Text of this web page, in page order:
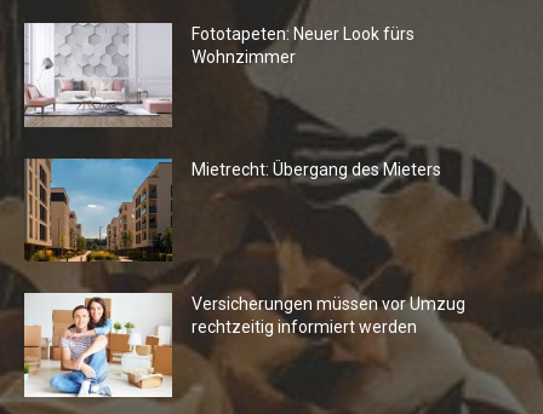
Fototapeten: Neuer Look fürs
Wohnzimmer
Mietrecht: Übergang des Mieters
Versicherungen müssen vor Umzug
rechtzeitig informiert werden